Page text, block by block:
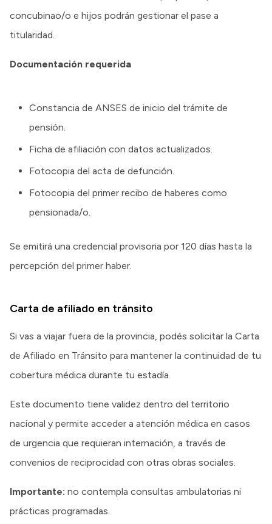
concubinao/o e hijos podrán gestionar el pase a
titularidad.
Documentación requerida
Constancia de ANSES de inicio del trámite de
pensión.
Ficha de afiliación con datos actualizados.
Fotocopia del acta de defunción.
Fotocopia del primer recibo de haberes como
pensionada/o.
Se emitirá una credencial provisoria por 120 días hasta la
percepción del primer haber.
Carta de afiliado en tránsito
Si vas a viajar fuera de la provincia, podés solicitar la Carta
de Afiliado en Tránsito para mantener la continuidad de tu
cobertura médica durante tu estadía.
Este documento tiene validez dentro del territorio
nacional y permite acceder a atención médica en casos
de urgencia que requieran internación, a través de
convenios de reciprocidad con otras obras sociales.
Importante: no contempla consultas ambulatorias ni
prácticas programadas.